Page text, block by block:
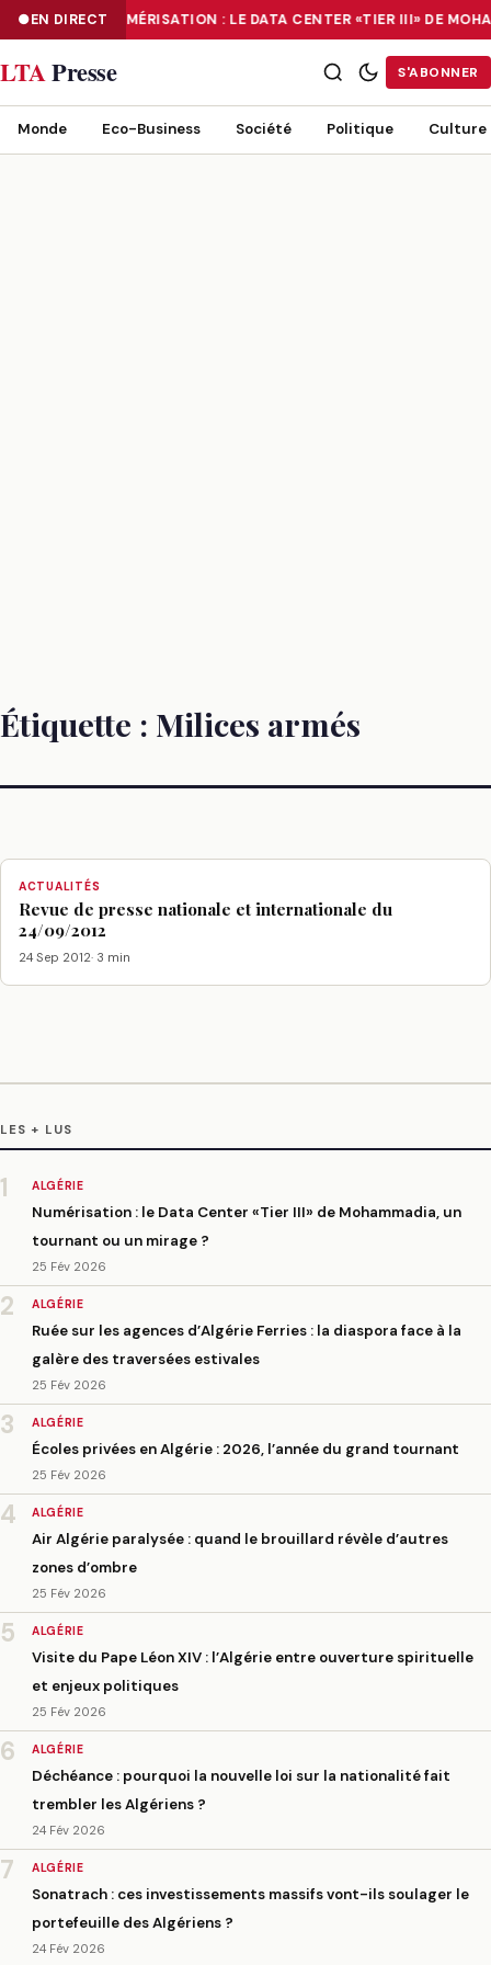
EN DIRECTNUMÉRISATION : LE DATA CENTER «TIER III» DE
NUMÉRISATION : LE DATA CENTER «TIER III» DE MOHAMMADIA, UN
LTAPresse S'ABONNER
Monde Eco-Business Société Politique Culture
Étiquette : Milices armés
ACTUALITÉS
Revue de presse nationale et internationale du
24/09/2012
24 Sep 2012· 3 min
LES + LUS
1 ALGÉRIE
Numérisation : le Data Center «Tier III» de Mohammadia, un
tournant ou un mirage ?
25 Fév 2026
2 ALGÉRIE
Ruée sur les agences d’Algérie Ferries : la diaspora face à la
galère des traversées estivales
25 Fév 2026
3 ALGÉRIE
Écoles privées en Algérie : 2026, l’année du grand tournant
25 Fév 2026
4 ALGÉRIE
Air Algérie paralysée : quand le brouillard révèle d’autres
zones d’ombre
25 Fév 2026
5 ALGÉRIE
Visite du Pape Léon XIV : l’Algérie entre ouverture spirituelle
et enjeux politiques
25 Fév 2026
6 ALGÉRIE
Déchéance : pourquoi la nouvelle loi sur la nationalité fait
trembler les Algériens ?
24 Fév 2026
7 ALGÉRIE
Sonatrach : ces investissements massifs vont-ils soulager le
portefeuille des Algériens ?
24 Fév 2026